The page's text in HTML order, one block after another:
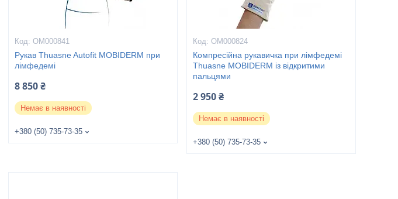
ОМ000841
Рукав Thuasne Autofit MOBIDERM при
лімфедемі
8 850 ₴
Немає в наявності
+380 (50) 735-73-35
ОМ000824
Компресійна рукавичка при лімфедемі
Thuasne MOBIDERM із відкритими
пальцями
2 950 ₴
Немає в наявності
+380 (50) 735-73-35